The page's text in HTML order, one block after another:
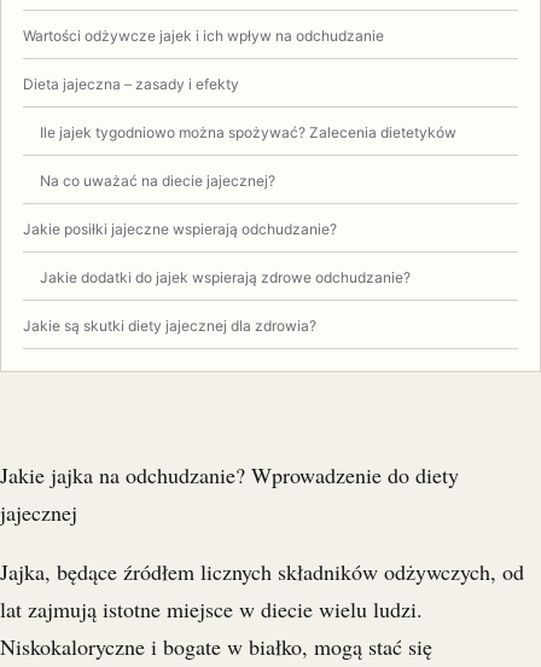
Wartości odżywcze jajek i ich wpływ na odchudzanie
Dieta jajeczna – zasady i efekty
Ile jajek tygodniowo można spożywać? Zalecenia dietetyków
Na co uważać na diecie jajecznej?
Jakie posiłki jajeczne wspierają odchudzanie?
Jakie dodatki do jajek wspierają zdrowe odchudzanie?
Jakie są skutki diety jajecznej dla zdrowia?
Jakie jajka na odchudzanie? Wprowadzenie do diety
jajecznej
Jajka, będące źródłem licznych składników odżywczych, od
lat zajmują istotne miejsce w diecie wielu ludzi.
Niskokaloryczne i bogate w białko, mogą stać się